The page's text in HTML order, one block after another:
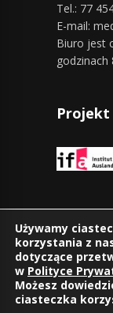
Tel.: 77
E-mail:
Biuro jest
godzinach
Projekt
Używamy
korzystania z
dotyczące
w Polityce
Możesz
ciasteczka